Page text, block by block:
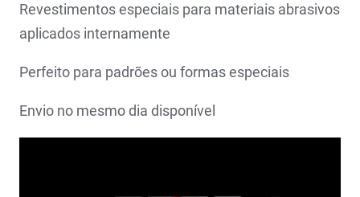
Revestimentos especiais para materiais abrasivos
aplicados internamente
Perfeito para padrões ou formas especiais
Envio no mesmo dia disponível